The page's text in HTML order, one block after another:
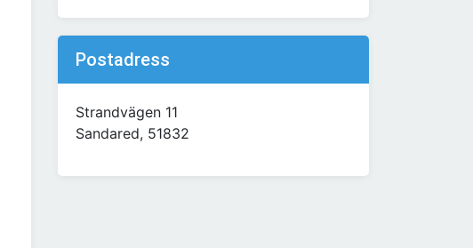
Postadress
Strandvägen 11
Sandared, 51832